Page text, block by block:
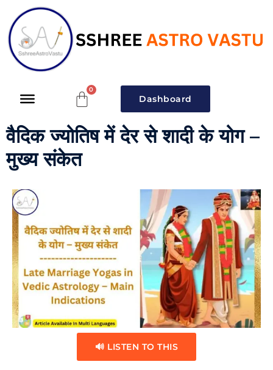
Dashboard
वैदिक ज्योतिष में देर से शादी के योग –
मुख्य संकेत
🔊 LISTEN TO THIS